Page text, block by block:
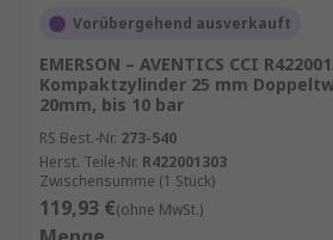
besonders beliebt, weil sie einfach
ist.
Marken wieSMC,Festo
Norgren, sowieRS PRO
professionellen Marke.
Vorübergehend ausverkauft
EMERSON – AVENTICS CCI
Kompaktzylinder 25 mm
20mm, bis 10 bar
RS Best.-Nr. 273-540
Herst. Teile-Nr. R422001303
Zwischensumme (1 Stück)
119,93 €(ohne MwSt.)